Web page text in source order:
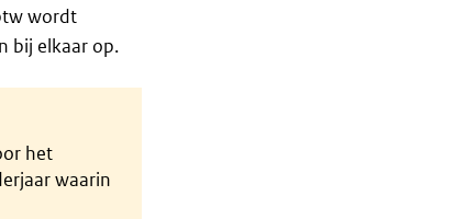
wordt
bij elkaar op.
het
waarin